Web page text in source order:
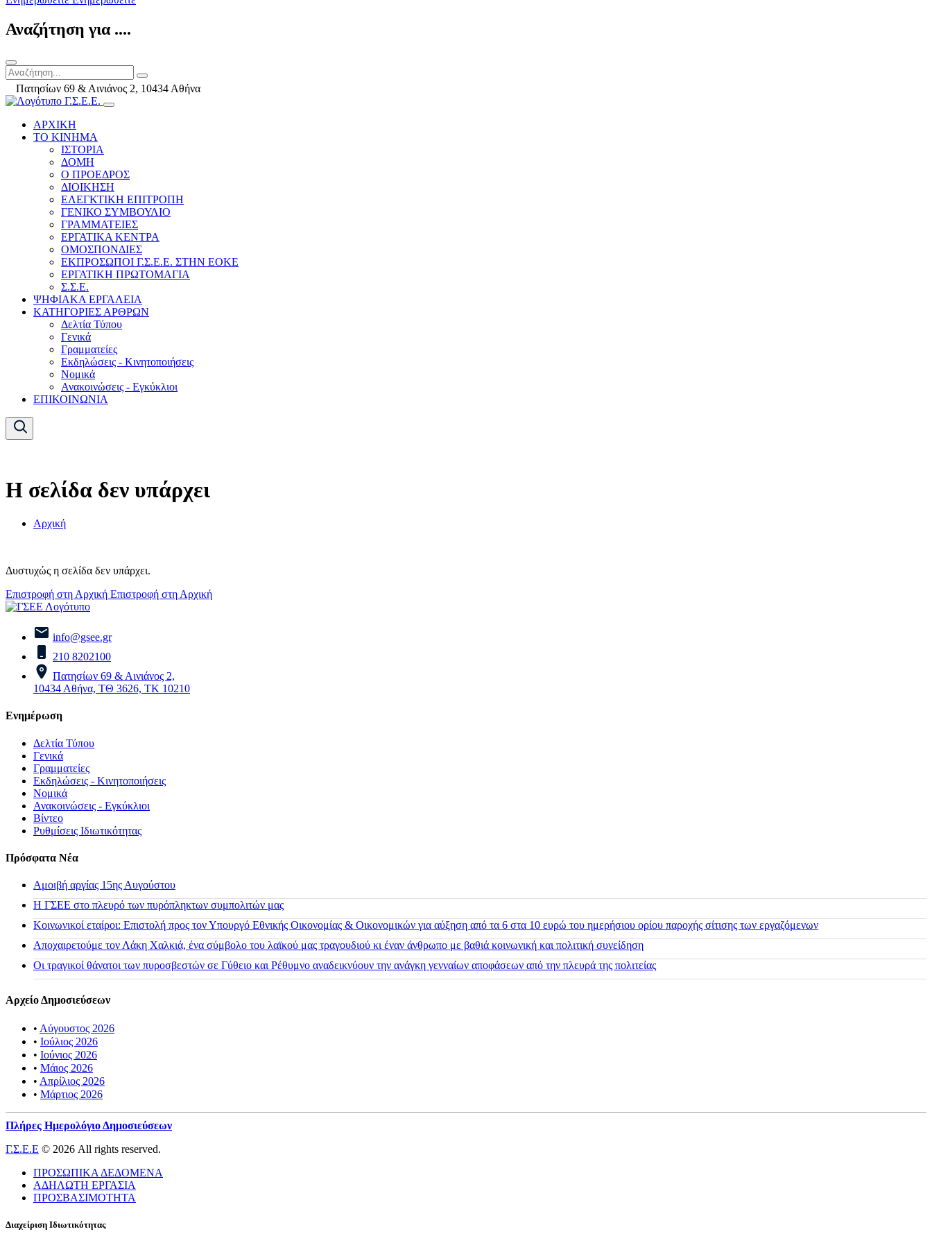
Αναζήτηση για ....
Πατησίων 69 & Αινιάνος 2, 10434 Αθήνα
ΑΡΧΙΚΗ
ΤΟ ΚΙΝΗΜΑ
ΙΣΤΟΡΙΑ
ΔΟΜΗ
Ο ΠΡΟΕΔΡΟΣ
ΔΙΟΙΚΗΣΗ
ΕΛΕΓΚΤΙΚΗ ΕΠΙΤΡΟΠΗ
ΓΕΝΙΚΟ ΣΥΜΒΟΥΛΙΟ
ΓΡΑΜΜΑΤΕΙΕΣ
ΕΡΓΑΤΙΚΑ ΚΕΝΤΡΑ
ΟΜΟΣΠΟΝΔΙΕΣ
ΕΚΠΡΟΣΩΠΟΙ Γ.Σ.Ε.Ε. ΣΤΗΝ ΕΟΚΕ
ΕΡΓΑΤΙΚΗ ΠΡΩΤΟΜΑΓΙΑ
Σ.Σ.Ε.
ΨΗΦΙΑΚΑ ΕΡΓΑΛΕΙΑ
ΚΑΤΗΓΟΡΙΕΣ ΑΡΘΡΩΝ
Δελτία Τύπου
Γενικά
Γραμματείες
Εκδηλώσεις - Κινητοποιήσεις
Νομικά
Ανακοινώσεις - Εγκύκλιοι
ΕΠΙΚΟΙΝΩΝΙΑ
Η σελίδα δεν υπάρχει
Αρχική
Δυστυχώς η σελίδα δεν υπάρχει.
Επιστροφή στη Αρχική Επιστροφή στη Αρχική
info@gsee.gr
210 8202100
Πατησίων 69 & Αινιάνος 2,
10434 Αθήνα, ΤΘ 3626, ΤΚ 10210
Ενημέρωση
Δελτία Τύπου
Γενικά
Γραμματείες
Εκδηλώσεις - Κινητοποιήσεις
Νομικά
Ανακοινώσεις - Εγκύκλιοι
Βίντεο
Ρυθμίσεις Ιδιωτικότητας
Πρόσφατα Νέα
Αμοιβή αργίας 15ης Αυγούστου
H ΓΣΕΕ στο πλευρό των πυρόπληκτων συμπολιτών μας
Κοινωνικοί εταίροι: Επιστολή προς τον Υπουργό Εθνικής Οικονομίας & Οικονομικών για αύξηση από τα 6 στα 10 ευρώ του ημερήσιου ορίου παροχής σίτισης των εργαζόμενων
Αποχαιρετούμε τον Λάκη Χαλκιά, ένα σύμβολο του λαϊκού μας τραγουδιού κι έναν άνθρωπο με βαθιά κοινωνική και πολιτική συνείδηση
Οι τραγικοί θάνατοι των πυροσβεστών σε Γύθειο και Ρέθυμνο αναδεικνύουν την ανάγκη γενναίων αποφάσεων από την πλευρά της πολιτείας
Αρχείο Δημοσιεύσεων
• Αύγουστος 2026
• Ιούλιος 2026
• Ιούνιος 2026
• Μάιος 2026
• Απρίλιος 2026
• Μάρτιος 2026
Πλήρες Ημερολόγιο Δημοσιεύσεων
Γ.Σ.Ε.Ε © 2026 All rights reserved.
ΠΡΟΣΩΠΙΚΑ ΔΕΔΟΜΕΝΑ
ΑΔΗΛΩΤΗ ΕΡΓΑΣΙΑ
ΠΡΟΣΒΑΣΙΜΟΤΗΤΑ
Διαχείριση Ιδιωτικότητας